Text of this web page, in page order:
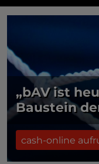
„bAV ist
Baustein
cash-online